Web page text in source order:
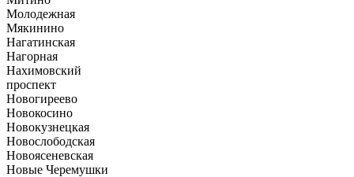
Молодежная
Мякинино
Нагатинская
Нагорная
Нахимовский
проспект
Новогиреево
Новокосино
Новокузнецкая
Новослободская
Новоясеневская
Новые Черемушки